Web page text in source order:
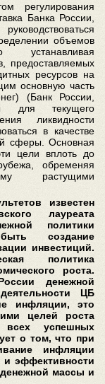
регулирования
Банка России,
объемов
устанавливая
предоставляемых
ресурсов на
основную часть
(Банк России,
для текущего
ликвидности
в качестве
сферы. Основная
цели вплоть до
обременяя
растущими
известен
лауреата
политики
создание
инвестиций.
политика
роста.
денежной
ЦБ
инфляции, это
целей роста
успешных
о том, что при
инфляции
и эффективности
денежной массы и